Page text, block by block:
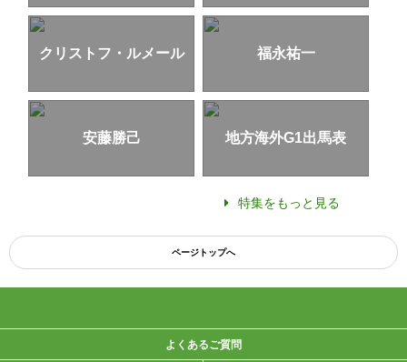
クリストフ・ルメール 福永祐一
安藤勝己 地方海外G1出馬表
特集をもっと見る
ページトップへ
よくあるご質問